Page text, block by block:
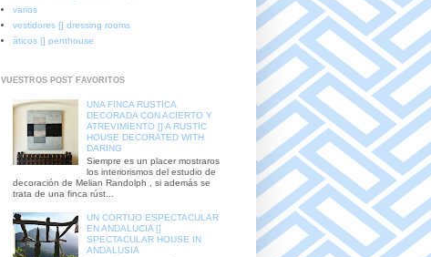
varios
vestidores [] dressing rooms
áticos [] penthouse
VUESTROS POST FAVORITOS
UNA FINCA RUSTICA
DECORADA CON ACIERTO Y
ATREVIMIENTO [] A RUSTIC
HOUSE DECORATED WITH
DARING
Siempre es un placer mostraros
los interiorismos del estudio de
decoración de Melian Randolph , si además se
trata de una finca rúst...
UN CORTIJO ESPECTACULAR
EN ANDALUCIA []
SPECTACULAR HOUSE IN
ANDALUSIA